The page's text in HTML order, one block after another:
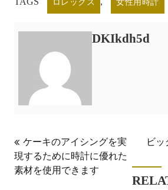
ロレックス 女性用時計
DKIkdh5d
投
稿
ナ
ケーキのアイシングを実
現するために時計に優れた
素材を使用できます
ビ